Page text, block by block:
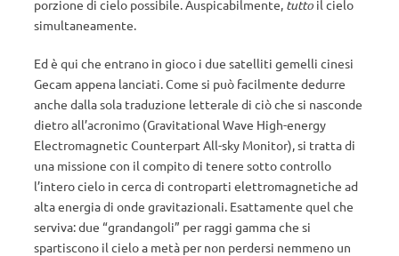
porzione di cielo possibile. Auspicabilmente, tutto il cielo
simultaneamente.
Ed è qui che entrano in gioco i due satelliti gemelli cinesi
Gecam appena lanciati. Come si può facilmente dedurre
anche dalla sola traduzione letterale di ciò che si nasconde
dietro all’acronimo (Gravitational Wave High-energy
Electromagnetic Counterpart All-sky Monitor), si tratta di
una missione con il compito di tenere sotto controllo
l’intero cielo in cerca di controparti elettromagnetiche ad
alta energia di onde gravitazionali. Esattamente quel che
serviva: due “grandangoli” per raggi gamma che si
spartiscono il cielo a metà per non perdersi nemmeno un